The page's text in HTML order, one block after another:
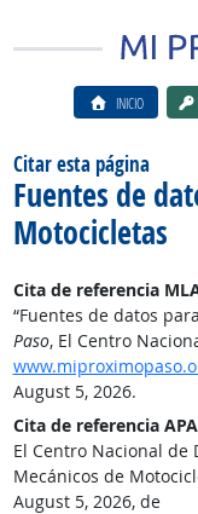
INICIO
Citar esta página
Fuentes de
Motocicletas
Cita de referencia
“Fuentes de datos
Paso, El Centro
August 5, 2026.
Cita de referencia
El Centro Nacional de
Mecánicos de
August 5, 2026, de